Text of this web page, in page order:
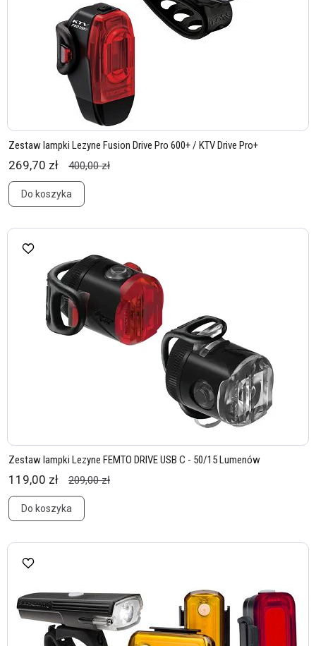
Zestaw lampki Lezyne Fusion Drive Pro 600+ / KTV Drive Pro+
269,70 zł 400,00 zł
Do koszyka
Zestaw lampki Lezyne FEMTO DRIVE USB C - 50/15 Lumenów
119,00 zł 209,00 zł
Do koszyka